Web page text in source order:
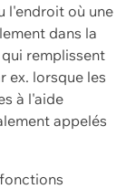
l'endroit où une
dans la
remplissent
ex. lorsque les
à l'aide
appelés